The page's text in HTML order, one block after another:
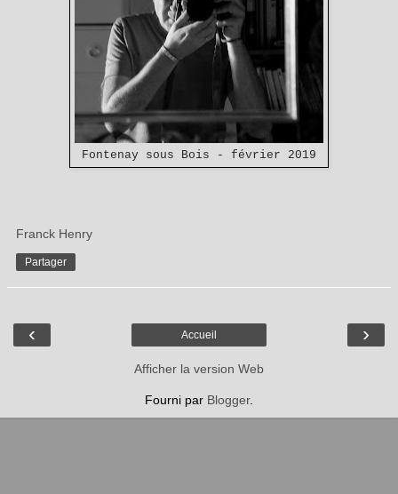
Fontenay sous Bois - février 2019
Franck Henry
Partager
‹ ›
Accueil
Afficher la version Web
Fourni par Blogger.